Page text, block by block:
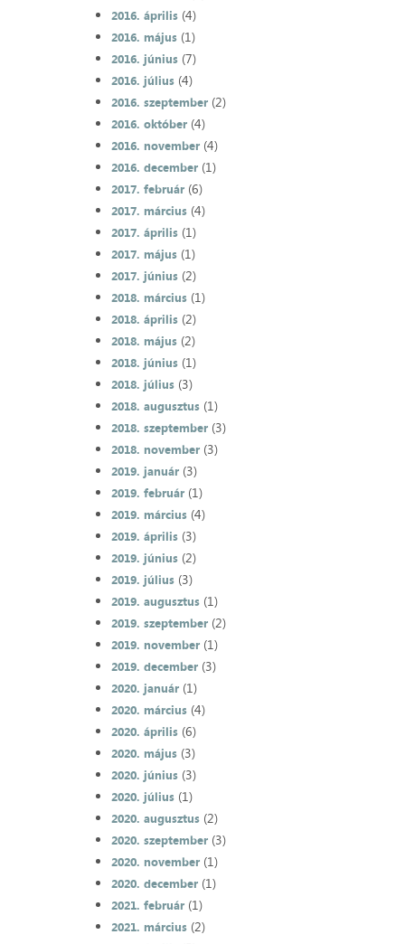
2016. április(4)
2016. május(1)
2016. június(7)
2016. július(4)
2016. szeptember(2)
2016. október(4)
2016. november(4)
2016. december(1)
2017. február(6)
2017. március(4)
2017. április(1)
2017. május(1)
2017. június(2)
2018. március(1)
2018. április(2)
2018. május(2)
2018. június(1)
2018. július(3)
2018. augusztus(1)
2018. szeptember(3)
2018. november(3)
2019. január(3)
2019. február(1)
2019. március(4)
2019. április(3)
2019. június(2)
2019. július(3)
2019. augusztus(1)
2019. szeptember(2)
2019. november(1)
2019. december(3)
2020. január(1)
2020. március(4)
2020. április(6)
2020. május(3)
2020. június(3)
2020. július(1)
2020. augusztus(2)
2020. szeptember(3)
2020. november(1)
2020. december(1)
2021. február(1)
2021. március(2)